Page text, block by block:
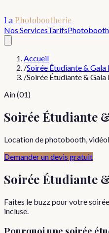
La Photobootherie
Nos ServicesTarifsPhotobooth
Accueil
/Soirée Étudiante & Gala
/Soirée Étudiante & Gala
Ain (01)
Soirée Étudiante
Location de photobooth,
Demander un devis gratuit
Soirée Étudiante
Faites le buzz pour votre
incluse.